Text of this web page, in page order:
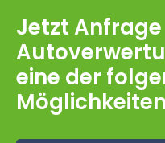
Jetzt
eine der